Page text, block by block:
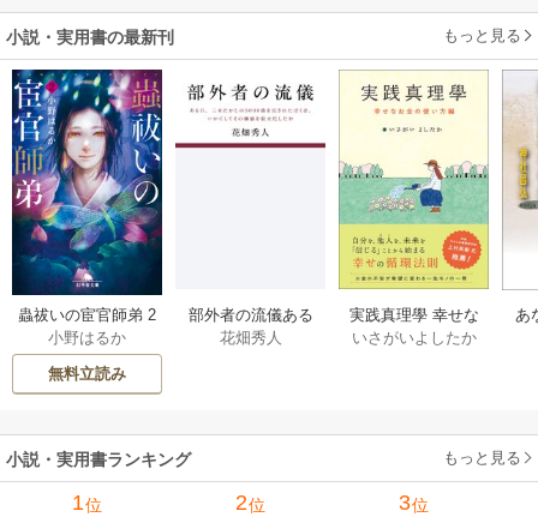
小説・実用書の最新刊 もっと見る
蟲祓いの宦官師弟 2
巻
小野はるか
無料立読み
部外者の流儀ある
日、三木たかしの5
したか 1巻
花畑秀人
実践真理學 幸せな
お金の使い方編 1巻
いさがいよしたか
あ
小説・実用書ランキング もっと見る
1位 2位 3位